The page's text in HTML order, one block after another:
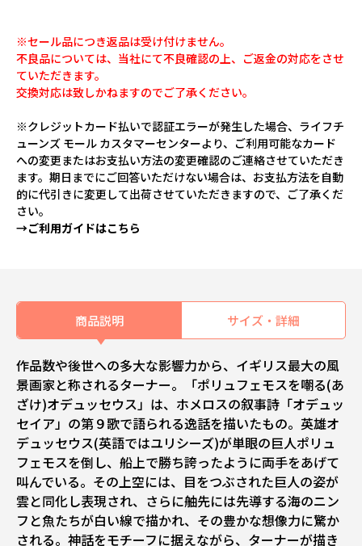
※セール品につき返品は受け付けません。
不良品については、当社にて不良確認の上、ご返金の対応をさせ
ていただきます。
交換対応は致しかねますのでご了承ください。
※クレジットカード払いで認証エラーが発生した場合、ライフチ
ューンズ モール カスタマーセンターより、ご利用可能なカード
への変更またはお支払い方法の変更確認のご連絡させていただき
ます。期日までにご回答いただけない場合は、お支払方法を自動
的に代引きに変更して出荷させていただきますので、ご了承くだ
さい。
→ご利用ガイドはこちら
商品説明 サイズ・詳細
作品数や後世への多大な影響力から、イギリス最大の風
景画家と称されるターナー。「ポリュフェモスを嘲る(あ
ざけ)オデュッセウス」は、ホメロスの叙事詩「オデュッ
セイア」の第９歌で語られる逸話を描いたもの。英雄オ
デュッセウス(英語ではユリシーズ)が単眼の巨人ポリュ
フェモスを倒し、船上で勝ち誇ったように両手をあげて
叫んでいる。その上空には、目をつぶされた巨人の姿が
雲と同化し表現され、さらに舳先には先導する海のニン
フと魚たちが白い線で描かれ、その豊かな想像力に驚か
される。神話をモチーフに据えながら、ターナーが描き